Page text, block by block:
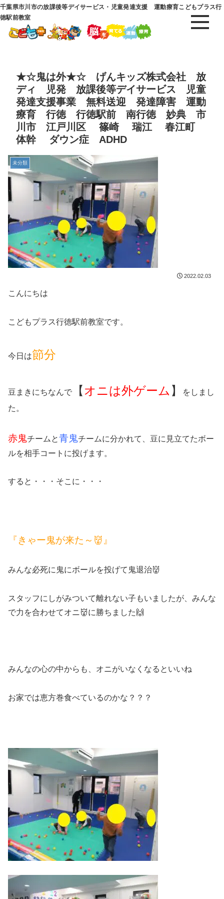
千葉県市川市の放課後等デイサービス・児童発達支援 運動療育こどもプラス行
徳駅前教室
★☆鬼は外★☆ げんキッズ株式会社 放
ディ 児発 放課後等デイサービス 児童
発達支援事業 無料送迎 発達障害 運動
療育 行徳 行徳駅前 南行徳 妙典 市
川市 江戸川区 篠崎 瑞江 春江町
体幹 ダウン症 ADHD
未分類
2022.02.03
こんにちは
こどもプラス行徳駅前教室です。
今日は節分
豆まきにちなんで 【オニは外ゲーム 】
をしまし
た。
赤鬼チームと青鬼チームに分かれて、豆に見立てたボー
ルを相手コートに投げます。
すると・・・そこに・・・
『きゃー鬼が来た～👹』
みんな必死に鬼にボールを投げて鬼退治👹
スタッフにしがみついて離れない子もいましたが、みんな
で力を合わせてオニ👹に勝ちました🙌
みんなの心の中からも、オニがいなくなるといいね
お家では恵方巻食べているのかな？？？